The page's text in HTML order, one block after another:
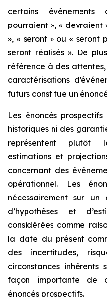
certains
pourraient », « devraient
», « seront » ou « seront
seront réalisés ». De
référence à des
caractérisations
futurs constitue un
Les énoncés
historiques ni des
représentent plutôt
estimations et
concernant des
opérationnel. Les
nécessairement sur un
d’hypothèses et
considérées comme
la date du présent
des incertitudes,
circonstances
façon importante de
énoncés prospectifs.